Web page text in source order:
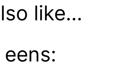
like…